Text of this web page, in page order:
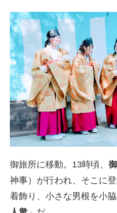
御旅所に移動。13時頃、
神事）が行われ、そこに
着飾り、小さな男根を小